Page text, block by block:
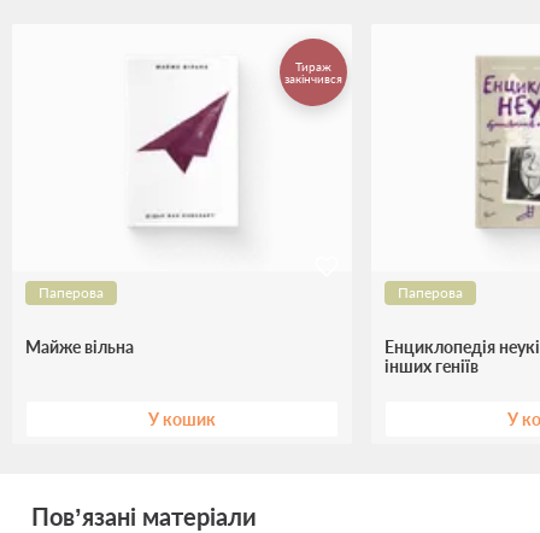
Тираж
закінчився
Паперова
Майже вільна
У кошик
Паперова
Енциклопедія
інших геніїв
У
Пов’язані матеріали